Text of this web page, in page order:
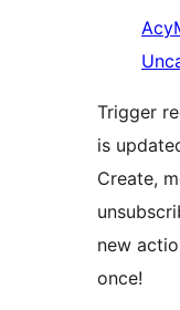
Trigger
is
Create,
new
once!